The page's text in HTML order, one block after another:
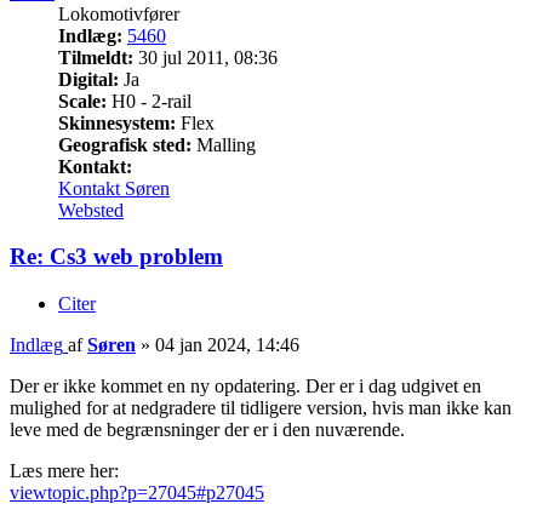
Lokomotivfører
Indlæg: 5460
Tilmeldt: 30 jul 2011, 08:36
Digital: Ja
Scale: H0 - 2-rail
Skinnesystem: Flex
Geografisk sted: Malling
Kontakt:
Kontakt Søren
Websted
Re: Cs3 web problem
Citer
Indlæg afSøren » 04 jan 2024, 14:46
Der er ikke kommet en ny opdatering. Der er i dag udgivet en
mulighed for at nedgradere til tidligere version, hvis man ikke kan
leve med de begrænsninger der er i den nuværende.
Læs mere her:
viewtopic.php?p=27045#p27045